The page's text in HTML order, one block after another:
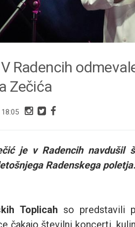
V Radencih
Zečića
18:05
je v Radencih navdušil
Radenskega poletja.
Toplicah so predstavili
čakajo številni koncerti,